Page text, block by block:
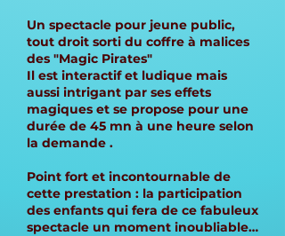
Un spectacle pour jeune public,
tout droit sorti du coffre à malices
des "Magic Pirates"
Il est interactif et ludique mais
aussi intrigant par ses effets
magiques et se propose pour une
durée de 45 mn à une heure selon
la demande .
Point fort et incontournable de
cette prestation : la participation
des enfants qui fera de ce fabuleux
spectacle un moment inoubliable…